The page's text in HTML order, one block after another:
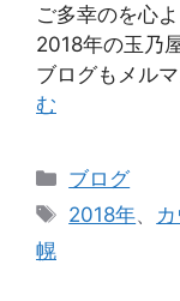
ご多幸のを心
2018年の玉乃
ブログもメル
む
カ
テ
ブログ
タ
2018年、
幌